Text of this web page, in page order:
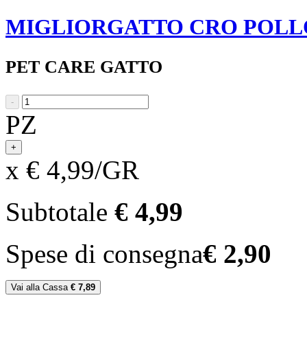
MIGLIORGATTO CRO
PET CARE GATTO
-
PZ
+
x € 4,99/GR
Subtotale € 4,99
Spese di consegna€ 2,90
Vai alla Cassa € 7,89